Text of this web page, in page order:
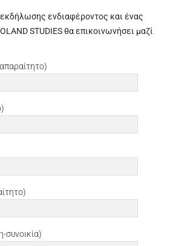
ενδιαφέροντος και ένας
STUDIES θα επικοινωνήσει μαζί
συνοικία)